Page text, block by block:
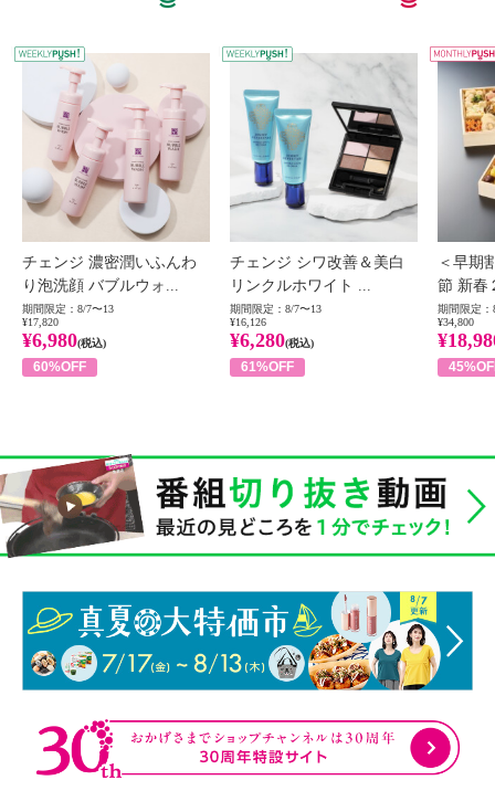
WEEKLY PUSH
チェンジ 濃密潤いふんわ
り泡洗顔 バブルウォ...
期間限定：8/7〜13
¥17,820
¥6,980(税込)
60%OFF
チェンジ シワ改善＆美白
リンクルホワイト ...
期間限定：8/7〜13
¥16,126
¥6,280(税込)
61%OFF
＜早期
節 新春
期間限定：
¥34,800